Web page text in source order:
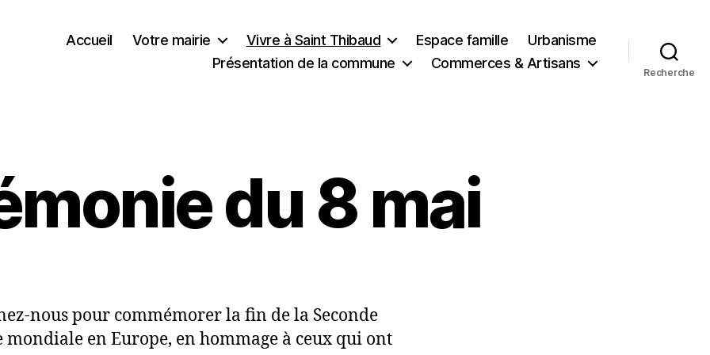
Accueil Votre mairie Vivre à Saint Thibaud Espace famille
Urbanisme
Présentation de la commune
Commerces & Artisans
Recherche
du 8 mai
nous pour commémorer la fin de la Seconde
mondiale en Europe, en hommage à ceux qui ont